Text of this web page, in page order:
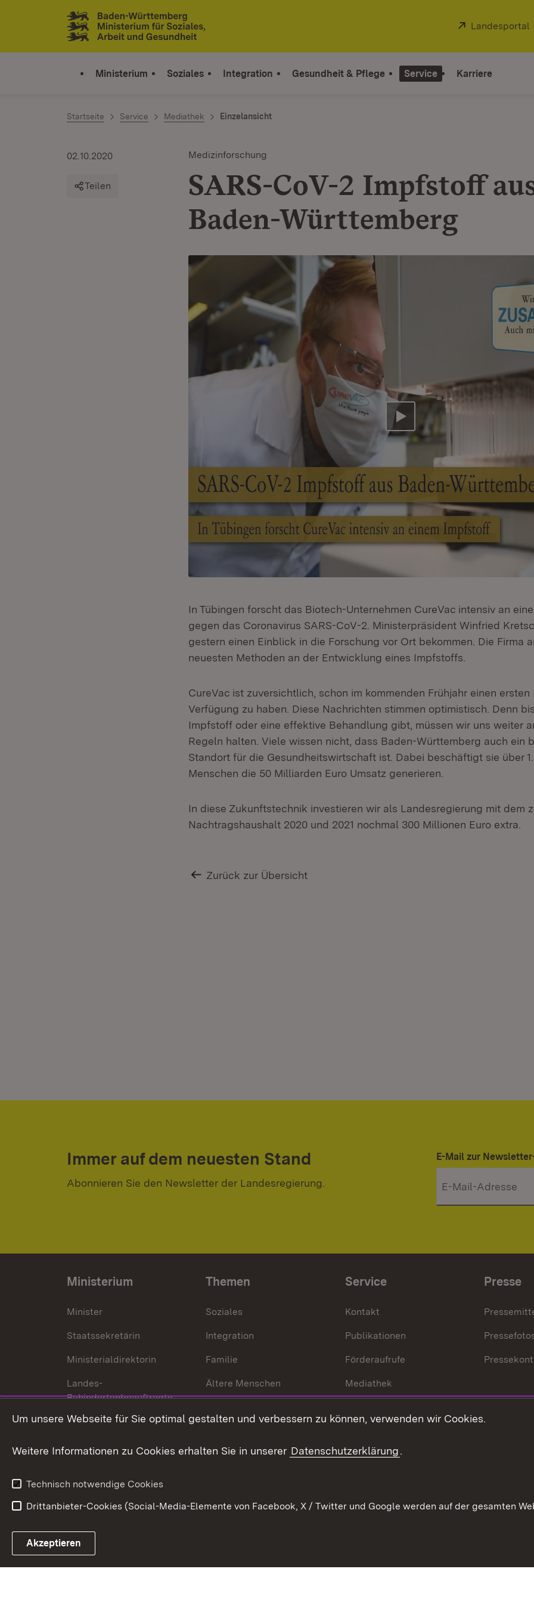
Zum Inhalt springen
Link zur Startseite
Extern:
Landesportal
Ministerium Soziales Integration Gesundheit & Pflege Service Karriere
Startseite Service Mediathek Einzelansicht
Medizinforschung
SARS-CoV-2 Impfstoff
Baden-Württemberg
02.10.2020
Teilen
Video abspielen
In Tübingen forscht das Biotech-Unternehmen CureVac intensiv an
gegen das Coronavirus SARS-CoV-2. Ministerpräsident Winfried
gestern einen Einblick in die Forschung vor Ort bekommen. Die Firma
neuesten Methoden an der Entwicklung eines Impfstoffs.
CureVac ist zuversichtlich, schon im kommenden Frühjahr einen
Verfügung zu haben. Diese Nachrichten stimmen optimistisch. Denn
Impfstoff oder eine effektive Behandlung gibt, müssen wir uns weiter
Regeln halten. Viele wissen nicht, dass Baden-Württemberg auch ein
Standort für die Gesundheitswirtschaft ist. Dabei beschäftigt sie über
Menschen die 50 Milliarden Euro Umsatz generieren.
In diese Zukunftstechnik investieren wir als Landesregierung mit dem
Nachtragshaushalt 2020 und 2021 nochmal 300 Millionen Euro extra.
Zurück zur Übersicht
Immer auf dem neuesten Stand
Abonnieren Sie den Newsletter der Landesregierung.
E-Mail zur
Ministerium
Minister
Staatssekretärin
Ministerialdirektorin
Landes-
Behindertenbeauftragte
Bürgerreferent
Karriere
Themen
Soziales
Integration
Familie
Ältere Menschen
Behinderungen
Bürgerengagement
Service
Kontakt
Publikationen
Förderaufrufe
Mediathek
Presse
Link zum Landesportal
Um unsere Webseite für Sie optimal gestalten und verbessern zu können, verwenden wir Cookies.
Weitere Informationen zu Cookies erhalten Sie in unserer Datenschutzerklärung.
Technisch notwendige Cookies
Drittanbieter-Cookies (Social-Media-Elemente von Facebook, X / Twitter und Google werden auf der gesamten
Akzeptieren